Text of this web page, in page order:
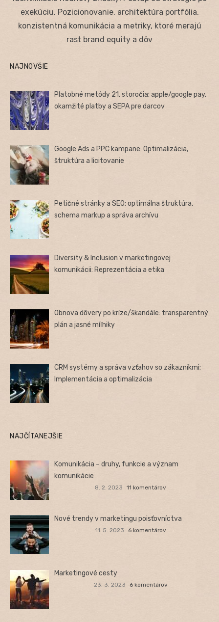
exekúciu. Pozicionovanie, architektúra portfólia,
konzistentná komunikácia a metriky, ktoré merajú
rast brand equity a dôv
NAJNOVŠIE
Platobné metódy 21. storočia: apple/google pay,
okamžité platby a SEPA pre darcov
Google Ads a PPC kampane: Optimalizácia,
štruktúra a licitovanie
Petičné stránky a SEO: optimálna štruktúra,
schema markup a správa archívu
Diversity & Inclusion v marketingovej
komunikácii: Reprezentácia a etika
Obnova dôvery po kríze/škandále: transparentný
plán a jasné míľniky
CRM systémy a správa vzťahov so zákazníkmi:
Implementácia a optimalizácia
NAJČÍTANEJŠIE
Komunikácia – druhy, funkcie a význam
komunikácie
8. 2. 2023 11 komentárov
Nové trendy v marketingu poisťovníctva
11. 5. 2023 6 komentárov
Marketingové cesty
23. 3. 2023 6 komentárov